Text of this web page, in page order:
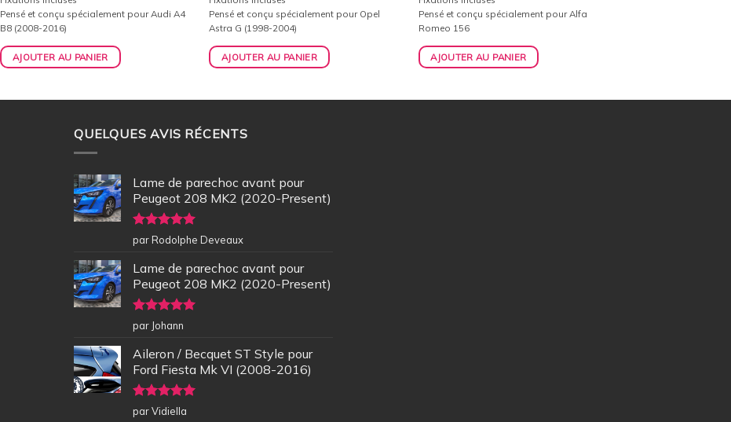
Pensé et conçu spécialement pour Audi A4
B8 (2008-2016)
AJOUTER AU PANIER
Pensé et conçu spécialement pour Opel
Astra G (1998-2004)
AJOUTER AU PANIER
Pensé et conçu spécialement pour Alfa
Romeo 156
AJOUTER AU PANIER
QUELQUES AVIS RÉCENTS
Lame de parechoc avant pour
Peugeot 208 MK2 (2020-Present)
Note5sur
5
par Rodolphe Deveaux
Lame de parechoc avant pour
Peugeot 208 MK2 (2020-Present)
Note5sur
5
par Johann
Aileron / Becquet ST Style pour
Ford Fiesta Mk VI (2008-2016)
Note5sur
par Vidiella